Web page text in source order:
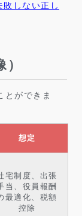
敗しない正し
とができま
想定
宅制度、出張
当、役員報酬
最適化、税額
控除